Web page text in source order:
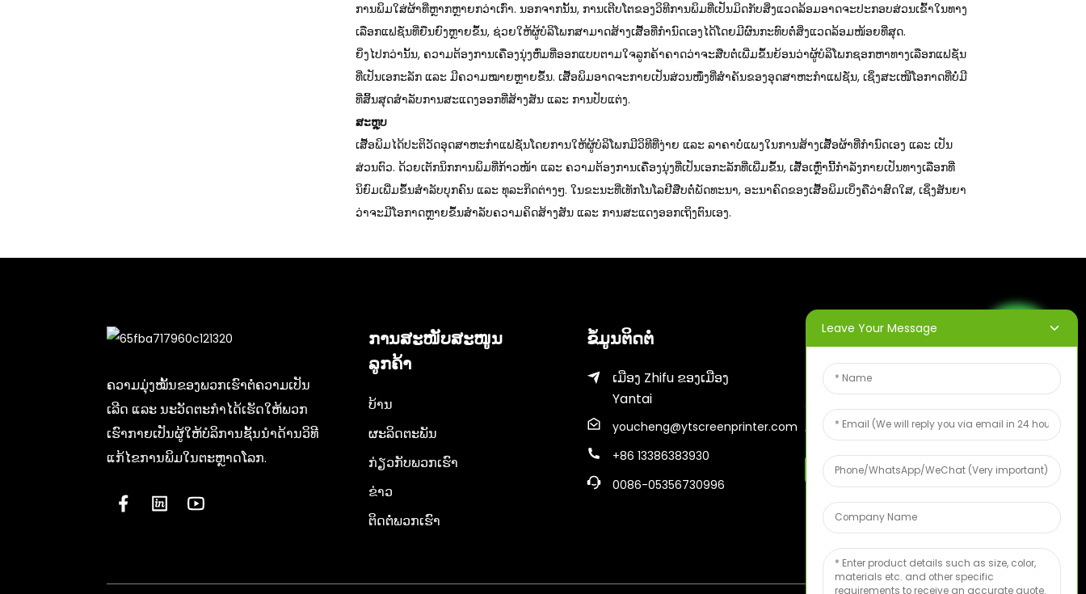
ການພິມໃສ່ຜ້າທີ່ຫຼາກຫຼາຍກວ່າເກົ່າ. ນອກຈາກນັ້ນ, ການເຕີບໂຕຂອງວິທີການພິມທີ່ເປັນມິດກັບສິ່ງແວດລ້ອມອາດຈະປະກອບສ່ວນເຂົ້າໃນທາງ
ເລືອກແຟຊັ່ນທີ່ຍືນຍົງຫຼາຍຂຶ້ນ, ຊ່ວຍໃຫ້ຜູ້ບໍລິໂພກສາມາດສ້າງເສື້ອທີ່ກໍານົດເອງໄດ້ໂດຍມີຜົນກະທົບຕໍ່ສິ່ງແວດລ້ອມໜ້ອຍທີ່ສຸດ.
ຍິ່ງໄປກວ່ານັ້ນ, ຄວາມຕ້ອງການເຄື່ອງນຸ່ງຫົ່ມທີ່ອອກແບບຕາມໃຈລູກຄ້າຄາດວ່າຈະສືບຕໍ່ເພີ່ມຂຶ້ນຍ້ອນວ່າຜູ້ບໍລິໂພກຊອກຫາທາງເລືອກແຟຊັ່ນ
ທີ່ເປັນເອກະລັກ ແລະ ມີຄວາມໝາຍຫຼາຍຂຶ້ນ. ເສື້ອພິມອາດຈະກາຍເປັນສ່ວນໜຶ່ງທີ່ສຳຄັນຂອງອຸດສາຫະກຳແຟຊັ່ນ, ເຊິ່ງສະເໜີໂອກາດທີ່ບໍ່ມີ
ທີ່ສິ້ນສຸດສຳລັບການສະແດງອອກທີ່ສ້າງສັນ ແລະ ການປັບແຕ່ງ.
ສະຫຼຸບ
ເສື້ອພິມໄດ້ປະຕິວັດອຸດສາຫະກຳແຟຊັ່ນໂດຍການໃຫ້ຜູ້ບໍລິໂພກມີວິທີທີ່ງ່າຍ ແລະ ລາຄາບໍ່ແພງໃນການສ້າງເສື້ອຜ້າທີ່ກຳນົດເອງ ແລະ ເປັນ
ສ່ວນຕົວ. ດ້ວຍເຕັກນິກການພິມທີ່ກ້າວໜ້າ ແລະ ຄວາມຕ້ອງການເຄື່ອງນຸ່ງທີ່ເປັນເອກະລັກທີ່ເພີ່ມຂຶ້ນ, ເສື້ອເຫຼົ່ານີ້ກຳລັງກາຍເປັນທາງເລືອກທີ່
ນິຍົມເພີ່ມຂຶ້ນສຳລັບບຸກຄົນ ແລະ ທຸລະກິດຕ່າງໆ. ໃນຂະນະທີ່ເທັກໂນໂລຢີສືບຕໍ່ພັດທະນາ, ອະນາຄົດຂອງເສື້ອພິມເບິ່ງຄືວ່າສົດໃສ, ເຊິ່ງສັນຍາ
ວ່າຈະມີໂອກາດຫຼາຍຂຶ້ນສຳລັບຄວາມຄິດສ້າງສັນ ແລະ ການສະແດງອອກເຖິງຕົນເອງ.
ຄວາມມຸ່ງໝັ້ນຂອງພວກເຮົາຕໍ່ຄວາມເປັນ
ເລີດ ແລະ ນະວັດຕະກໍາໄດ້ເຮັດໃຫ້ພວກ
ເຮົາກາຍເປັນຜູ້ໃຫ້ບໍລິການຊັ້ນນໍາດ້ານວິທີ
ແກ້ໄຂການພິມໃນຕະຫຼາດໂລກ.
ການສະໜັບສະໜູນ
ລູກຄ້າ
ບ້ານ
ຜະລິດຕະພັນ
ກ່ຽວກັບພວກເຮົາ
ຂ່າວ
ຕິດຕໍ່ພວກເຮົາ
ຂໍ້ມູນຕິດຕໍ່
ເມືອງ Zhifu ຂອງ​ເມືອງ
Yantai​
youcheng@ytscreenprinter.com
+86 13386383930
0086-05356730996
ຈົດໝາຍຂ່າວ
ກະລຸນາໃສ່ອີເມວຂອງທ່ານ ແລະ
ພວກເຮົາຈະສົ່ງແຜນການຂໍ້ມູນລ່າ
ສຸດໃຫ້ທ່ານ.
ຕົວຢ່າງໝາກໄມ້ຟຣີ
Leave Your Message